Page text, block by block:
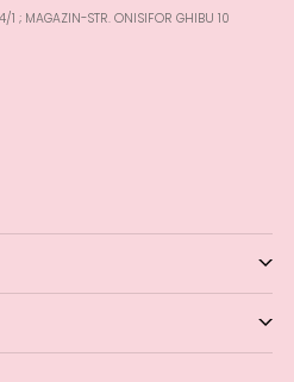
; MAGAZIN-STR. ONISIFOR GHIBU 10